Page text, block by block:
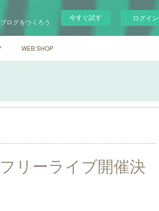
ログをつくろう
今すぐ試す ログイン
WEB SHOP
リーライブ開催決